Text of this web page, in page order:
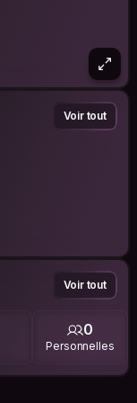
Voir tout
Voir tout
0
Personnelles